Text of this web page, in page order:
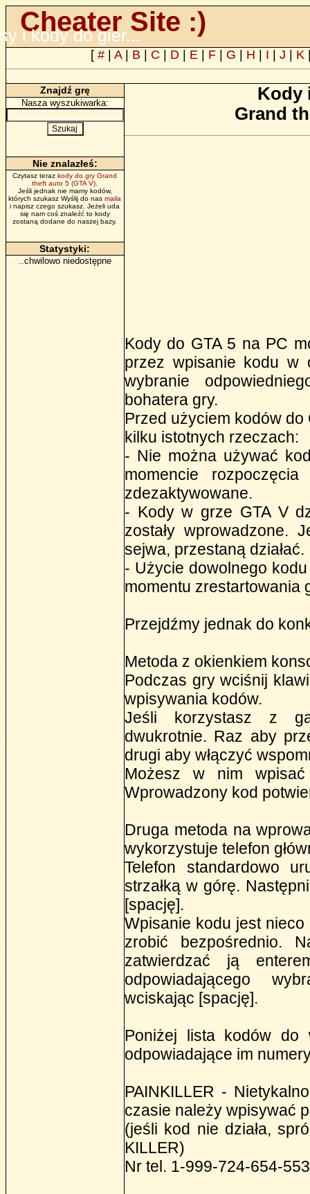
Cheater Site :)
i kody do gier...
[ # A| B C D E F G H I J K
Znajdź grę
Nasza wyszukiwarka:
Nie znalazłeś:
Czytasz terazkody do gry Grand
theft auto 5 (GTA V)
Jeśli jednak nie mamy kodów,
których szukasz Wyślij do nasmaila
i napisz czego szukasz. Jeżeli uda
się nam coś znaleźć to kody
zostaną dodane do naszej bazy.
Statystyki:
..chwilowo niedostępne
Kody
Grand
Kody do GTA 5 na PC
przez wpisanie kodu w
wybranie
bohatera gry.
Przed użyciem kodów
kilku istotnych rzeczach:
- Nie można używać
momencie
zdezaktywowane.
- Kody w grze GTA V
zostały wprowadzone.
sejwa, przestaną działać.
- Użycie dowolnego
momentu zrestartowania
Przejdźmy jednak do
Metoda z okienkiem
Podczas gry wciśnij
wpisywania kodów.
Jeśli korzystasz z
dwukrotnie. Raz aby
drugi aby włączyć
Możesz w nim
Wprowadzony kod
Druga metoda na
wykorzystuje telefon
Telefon standardowo
strzałką w górę.
[spację].
Wpisanie kodu jest nieco
zrobić bezpośrednio.
zatwierdzać ją
odpowiadającego
wciskając [spację].
Poniżej lista kodów do
odpowiadające im
PAINKILLER -
czasie należy wpisywać
(jeśli kod nie działa,
KILLER)
Nr tel. 1-999-724-654-